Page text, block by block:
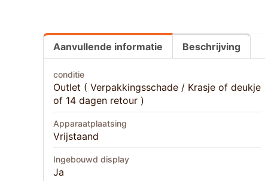
Aanvullende informatie Beschrijving
conditie
Outlet ( Verpakkingsschade / Krasje of deukje
of 14 dagen retour )
Apparaatplaatsing
Vrijstaand
Ingebouwd display
Ja